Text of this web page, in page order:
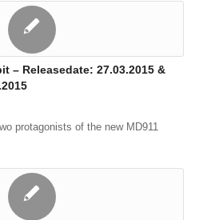
– Releasedate: 27.03.2015 &
protagonists of the new MD911